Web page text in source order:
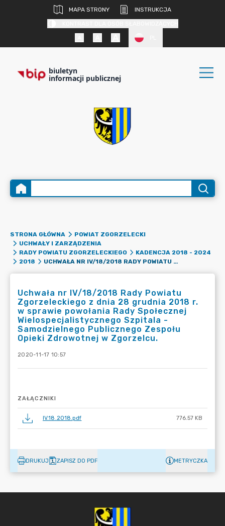
MAPA STRONY
INSTRUKCJA
biuletyn
informacji publicznej
STRONA GŁÓWNA
POWIAT ZGORZELECKI
UCHWAŁY I ZARZĄDZENIA
RADY POWIATU ZGORZELECKIEGO
KADENCJA 2018 - 2024
2018
UCHWAŁA NR IV/18/2018 RADY POWIATU ZGORZELECKIEGO Z DNIA 28 GRUDNIA 2018 R. W SPRAWIE POWOŁANIA RADY SPOŁECZNEJ WIELOSPECJALISTYCZNEGO SZPITALA - SAMODZIELNEGO PUBLICZNEGO ZESPOŁU OPIEKI ZDROWOTNEJ W ZGORZELCU.
Uchwała nr IV/18/2018 Rady Powiatu
Zgorzeleckiego z dnia 28 grudnia 2018 r.
w sprawie powołania Rady Społecznej
Wielospecjalistycznego Szpitala -
Samodzielnego Publicznego Zespołu
Opieki Zdrowotnej w Zgorzelcu.
2020-11-17 10:57
ZAŁĄCZNIKI
IV.18.2018.pdf 776.57 KB
DRUKUJ ZAPISZ DO PDF METRYCZKA